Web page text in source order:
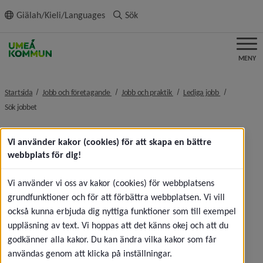
innehållet
Giälah/Kieli/Languages Sök
MENY
Startsida Jobb och företagande nivå i brödsmulenavigeringen
Jobb och praktik nivå i
Lediga jobb nivå i
Sök jobbet
Ledsagare till barn,
unga och vuxna
Vi använder kakor (cookies) för att skapa en bättre
webbplats för dig!
Vi använder vi oss av kakor (cookies) för webbplatsens
grundfunktioner och för att förbättra webbplatsen. Vi vill
också kunna erbjuda dig nyttiga funktioner som till exempel
uppläsning av text. Vi hoppas att det känns okej och att du
godkänner alla kakor. Du kan ändra vilka kakor som får
användas genom att klicka på inställningar.